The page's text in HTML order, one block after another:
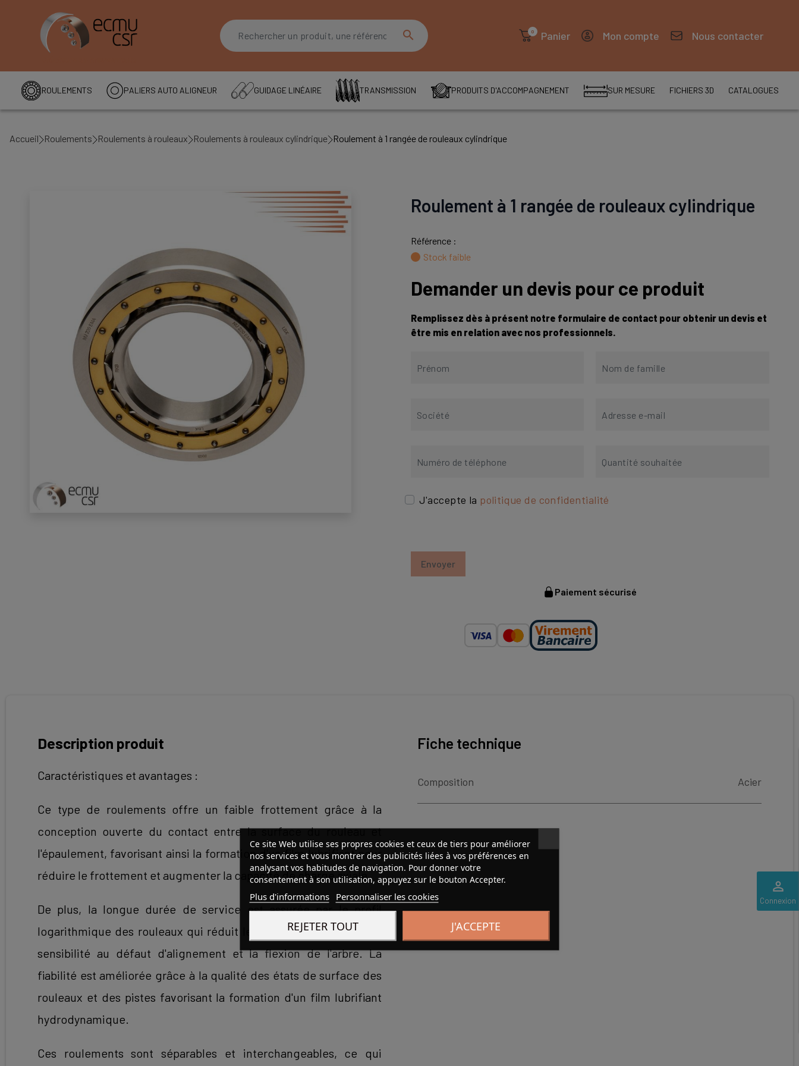
search 0 Panier Mon compte Nous contacter
ROULEMENTS PALIERS AUTO ALIGNEUR GUIDAGE LINÉAIRE TRANSMISSION PRODUITS D'ACCOMPAGNEMENT SUR MESURE FICHIERS 3D CATALOGUES
perm_identity
Connexion
Accueil Roulements Roulements à rouleaux Roulements à rouleaux cylindrique Roulement à 1 rangée de rouleaux cylindrique
Roulement à 1 rangée de rouleaux cylindrique
Référence :
Stock faible
Demander un devis pour ce produit
Remplissez dès à présent notre formulaire de contact pour obtenir un devis et
être mis en relation avec nos professionnels.
J'accepte la politique de confidentialité
Paiement sécurisé
Description produit
Caractéristiques et avantages :
Ce type de roulements offre un faible frottement grâce à la
conception ouverte du contact entre la surface du rouleau et
l'épaulement, favorisant ainsi la formation d'un film lubrifiant pour
réduire le frottement et augmenter la capacité de charge axiale.
De plus, la longue durée de service est assurée par le profil
logarithmique des rouleaux qui réduit les contraintes de bord, la
sensibilité au défaut d'alignement et la flexion de l'arbre. La
fiabilité est améliorée grâce à la qualité des états de surface des
rouleaux et des pistes favorisant la formation d'un film lubrifiant
hydrodynamique.
Ces roulements sont séparables et interchangeables, ce qui
Fiche technique
Composition Acier
Ce site Web utilise ses propres cookies et ceux de tiers pour améliorer
nos services et vous montrer des publicités liées à vos préférences en
analysant vos habitudes de navigation. Pour donner votre
consentement à son utilisation, appuyez sur le bouton Accepter.
Plus d'informations Personnaliser les cookies
REJETER TOUT J'ACCEPTE